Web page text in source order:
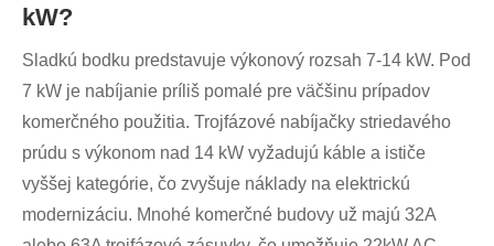
kW?
Sladkú bodku predstavuje výkonový rozsah 7-14 kW. Pod
7 kW je nabíjanie príliš pomalé pre väčšinu prípadov
komerčného použitia. Trojfázové nabíjačky striedavého
prúdu s výkonom nad 14 kW vyžadujú káble a ističe
vyššej kategórie, čo zvyšuje náklady na elektrickú
modernizáciu. Mnohé komerčné budovy už majú 32A